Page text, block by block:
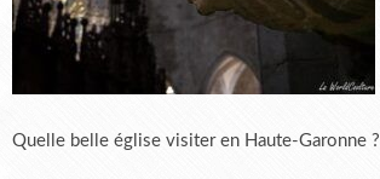
Quelle belle église visiter en Haute-Garonne ?